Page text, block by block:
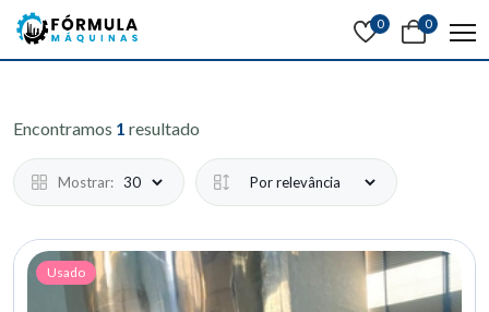
0 0
Encontramos 1 resultado
Mostrar:
Usado